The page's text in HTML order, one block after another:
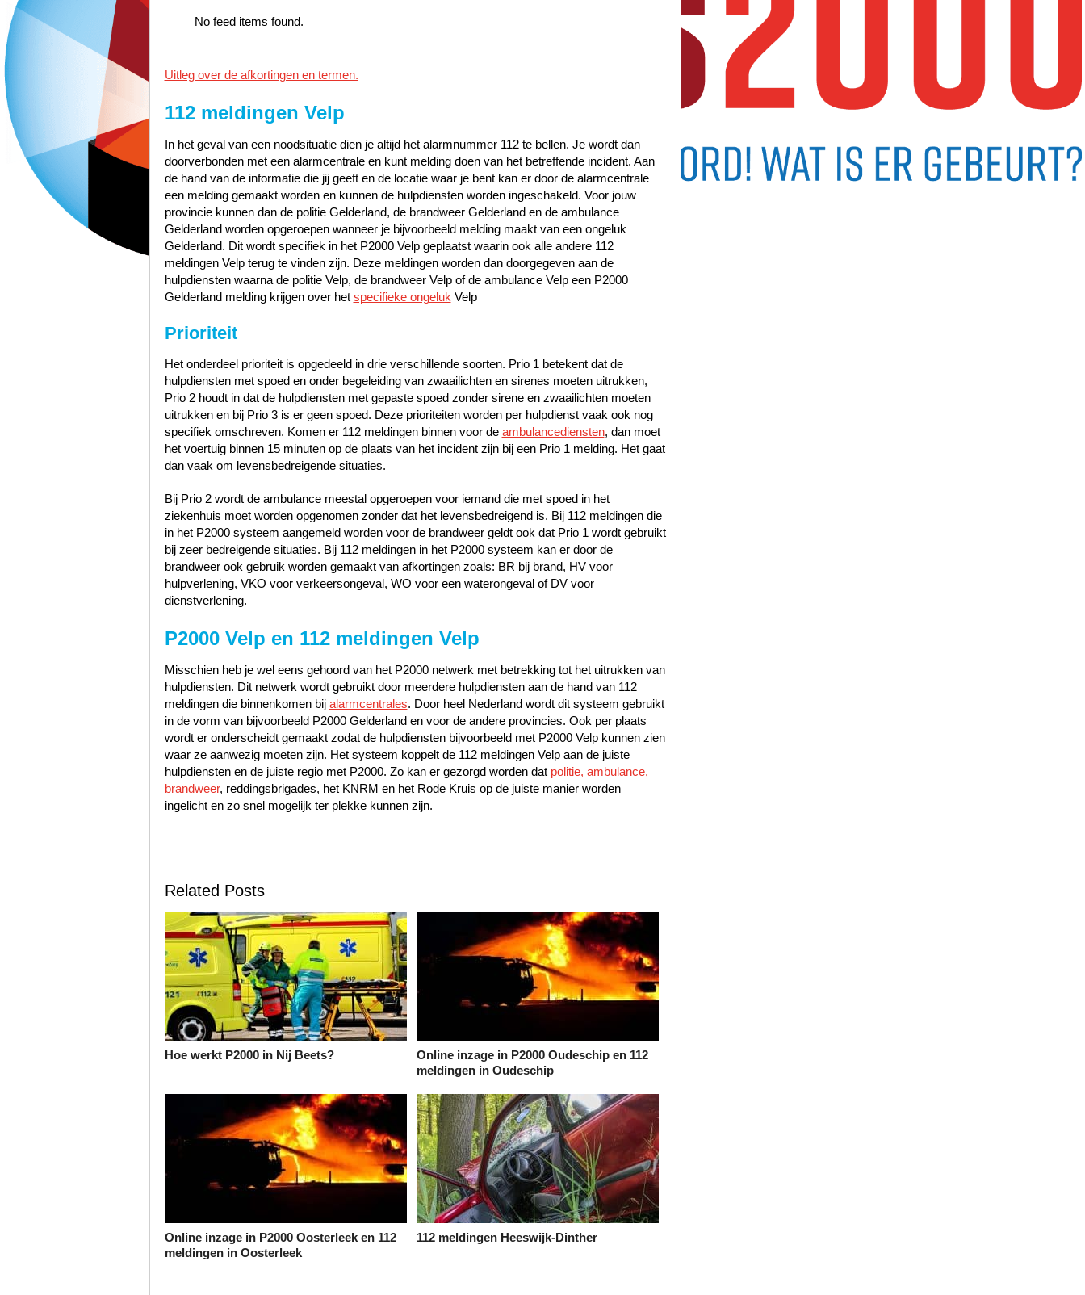
No feed items found.
Uitleg over de afkortingen en termen.
112 meldingen Velp
In het geval van een noodsituatie dien je altijd het alarmnummer 112 te bellen. Je wordt dan
doorverbonden met een alarmcentrale en kunt melding doen van het betreffende incident. Aan
de hand van de informatie die jij geeft en de locatie waar je bent kan er door de alarmcentrale
een melding gemaakt worden en kunnen de hulpdiensten worden ingeschakeld. Voor jouw
provincie kunnen dan de politie Gelderland, de brandweer Gelderland en de ambulance
Gelderland worden opgeroepen wanneer je bijvoorbeeld melding maakt van een ongeluk
Gelderland. Dit wordt specifiek in het P2000 Velp geplaatst waarin ook alle andere 112
meldingen Velp terug te vinden zijn. Deze meldingen worden dan doorgegeven aan de
hulpdiensten waarna de politie Velp, de brandweer Velp of de ambulance Velp een P2000
Gelderland melding krijgen over het specifieke ongeluk Velp
Prioriteit
Het onderdeel prioriteit is opgedeeld in drie verschillende soorten. Prio 1 betekent dat de
hulpdiensten met spoed en onder begeleiding van zwaailichten en sirenes moeten uitrukken,
Prio 2 houdt in dat de hulpdiensten met gepaste spoed zonder sirene en zwaailichten moeten
uitrukken en bij Prio 3 is er geen spoed. Deze prioriteiten worden per hulpdienst vaak ook nog
specifiek omschreven. Komen er 112 meldingen binnen voor de ambulancediensten, dan moet
het voertuig binnen 15 minuten op de plaats van het incident zijn bij een Prio 1 melding. Het gaat
dan vaak om levensbedreigende situaties.
Bij Prio 2 wordt de ambulance meestal opgeroepen voor iemand die met spoed in het
ziekenhuis moet worden opgenomen zonder dat het levensbedreigend is. Bij 112 meldingen die
in het P2000 systeem aangemeld worden voor de brandweer geldt ook dat Prio 1 wordt gebruikt
bij zeer bedreigende situaties. Bij 112 meldingen in het P2000 systeem kan er door de
brandweer ook gebruik worden gemaakt van afkortingen zoals: BR bij brand, HV voor
hulpverlening, VKO voor verkeersongeval, WO voor een waterongeval of DV voor
dienstverlening.
P2000 Velp en 112 meldingen Velp
Misschien heb je wel eens gehoord van het P2000 netwerk met betrekking tot het uitrukken van
hulpdiensten. Dit netwerk wordt gebruikt door meerdere hulpdiensten aan de hand van 112
meldingen die binnenkomen bij alarmcentrales. Door heel Nederland wordt dit systeem gebruikt
in de vorm van bijvoorbeeld P2000 Gelderland en voor de andere provincies. Ook per plaats
wordt er onderscheidt gemaakt zodat de hulpdiensten bijvoorbeeld met P2000 Velp kunnen zien
waar ze aanwezig moeten zijn. Het systeem koppelt de 112 meldingen Velp aan de juiste
hulpdiensten en de juiste regio met P2000. Zo kan er gezorgd worden dat politie, ambulance,
brandweer, reddingsbrigades, het KNRM en het Rode Kruis op de juiste manier worden
ingelicht en zo snel mogelijk ter plekke kunnen zijn.
Related Posts
Hoe werkt P2000 in Nij Beets?
Online inzage in P2000 Oudeschip en 112
meldingen in Oudeschip
Online inzage in P2000 Oosterleek en 112
meldingen in Oosterleek
112 meldingen Heeswijk-Dinther